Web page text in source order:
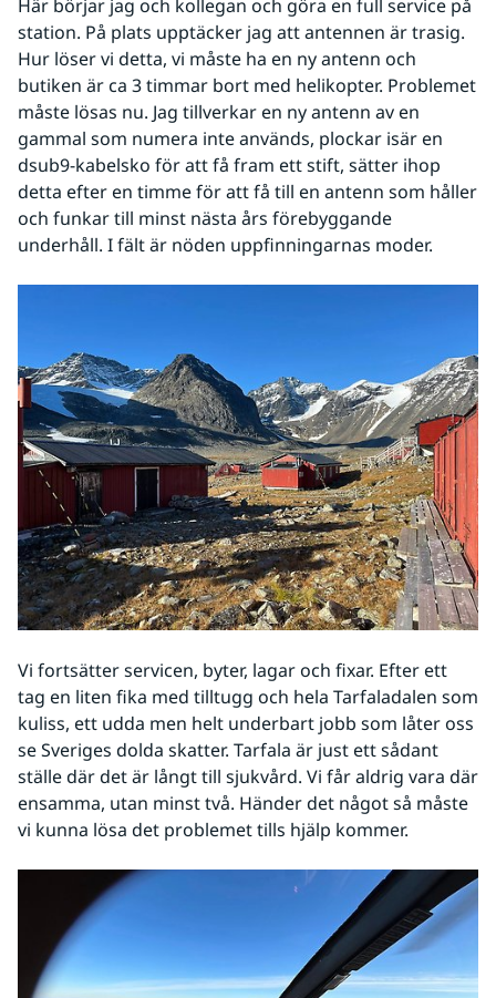
Här börjar jag och kollegan och göra en full service på
station. På plats upptäcker jag att antennen är trasig.
Hur löser vi detta, vi måste ha en ny antenn och
butiken är ca 3 timmar bort med helikopter. Problemet
måste lösas nu. Jag tillverkar en ny antenn av en
gammal som numera inte används, plockar isär en
dsub9-kabelsko för att få fram ett stift, sätter ihop
detta efter en timme för att få till en antenn som håller
och funkar till minst nästa års förebyggande
underhåll. I fält är nöden uppfinningarnas moder.
Vi fortsätter servicen, byter, lagar och fixar. Efter ett
tag en liten fika med tilltugg och hela Tarfaladalen som
kuliss, ett udda men helt underbart jobb som låter oss
se Sveriges dolda skatter. Tarfala är just ett sådant
ställe där det är långt till sjukvård. Vi får aldrig vara där
ensamma, utan minst två. Händer det något så måste
vi kunna lösa det problemet tills hjälp kommer.